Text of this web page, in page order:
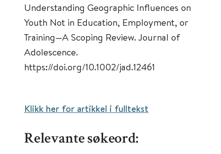
Understanding Geographic Influences on
Youth Not in Education, Employment, or
Training—A Scoping Review. Journal of
Adolescence.
https://doi.org/10.1002/jad.12461
Klikk her for artikkel i fulltekst
Relevante søkeord: